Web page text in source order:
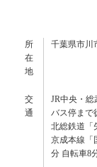
所
在
地
千葉県市川
交
通
JR中央・総
バス停まで
北総鉄道「
京成本線「
分 自転車8